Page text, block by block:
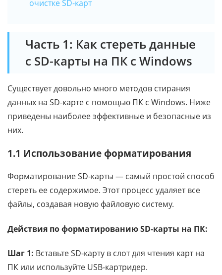
очистке SD-карт
Часть 1: Как стереть данные
с SD-карты на ПК с Windows
Существует довольно много методов стирания
данных на SD-карте с помощью ПК с Windows. Ниже
приведены наиболее эффективные и безопасные из
них.
1.1 Использование форматирования
Форматирование SD-карты — самый простой способ
стереть ее содержимое. Этот процесс удаляет все
файлы, создавая новую файловую систему.
Действия по форматированию SD-карты на ПК:
Шаг 1: Вставьте SD-карту в слот для чтения карт на
ПК или используйте USB-картридер.